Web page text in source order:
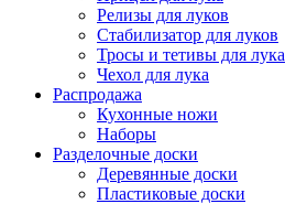
Релизы для луков
Стабилизатор для луков
Тросы и тетивы для лука
Чехол для лука
Распродажа
Кухонные ножи
Наборы
Разделочные доски
Деревянные доски
Пластиковые доски